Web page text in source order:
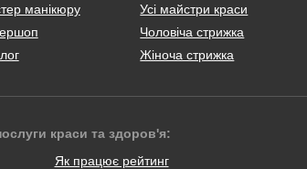
манікюру
Усі майстри краси
Чоловіча стрижка
Жіноча стрижка
краси та здоров'я:
Як працює рейтинг